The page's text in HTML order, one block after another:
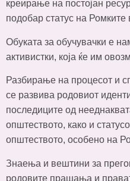
креирање на постојан
подобар статус на Ромките
Обуката за обучувачки е
активистки, која ќе им
Разбирање на процесот и
се развива родовиот
последиците од
општеството, како и
општеството, особено на
Знаења и вештини за
родовите прашања и